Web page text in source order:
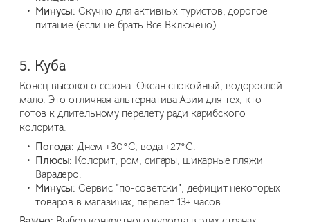
Минусы: Скучно для активных туристов, дорогое
питание (если не брать Все Включено).
5. Куба
Конец высокого сезона. Океан спокойный, водорослей
мало. Это отличная альтернатива Азии для тех, кто
готов к длительному перелету ради карибского
колорита.
Погода: Днем +30°C, вода +27°C.
Плюсы: Колорит, ром, сигары, шикарные пляжи
Варадеро.
Минусы: Сервис "по-советски", дефицит некоторых
товаров в магазинах, перелет 13+ часов.